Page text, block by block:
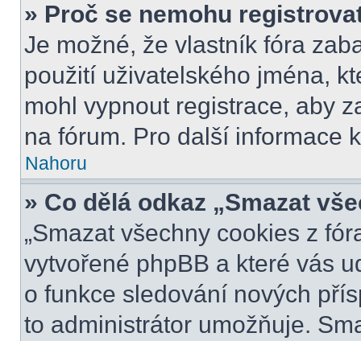
» Proč se nemohu
Je možné, že vlastník fóra
použití uživatelského jména,
mohl vypnout registrace, aby
na fórum. Pro další informace
Nahoru
» Co dělá odkaz „Smazat
„Smazat všechny cookies z
vytvořené phpBB a které vás
o funkce sledování nových
to administrátor umožňuje.